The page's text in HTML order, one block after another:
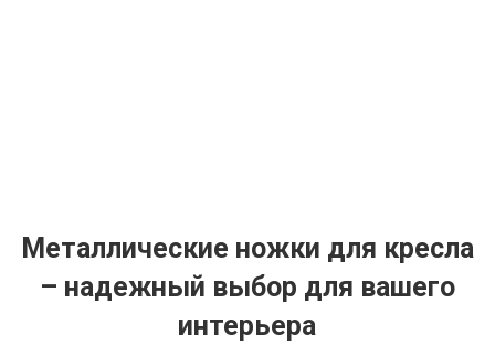
Металлические ножки для кресла
– надежный выбор для вашего
интерьера